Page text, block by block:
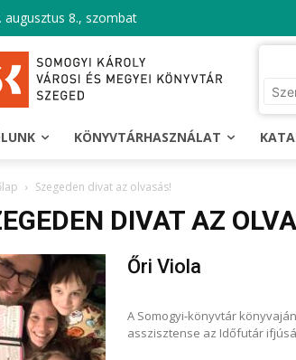
augusztus 8., szombat
KÖNYVTÁRHASZNÁLAT
Szegeden divat az olvasás!
DIVAT AZ
Őri Viola
A Somogyi-könyvtár
asszisztense az Időfutár